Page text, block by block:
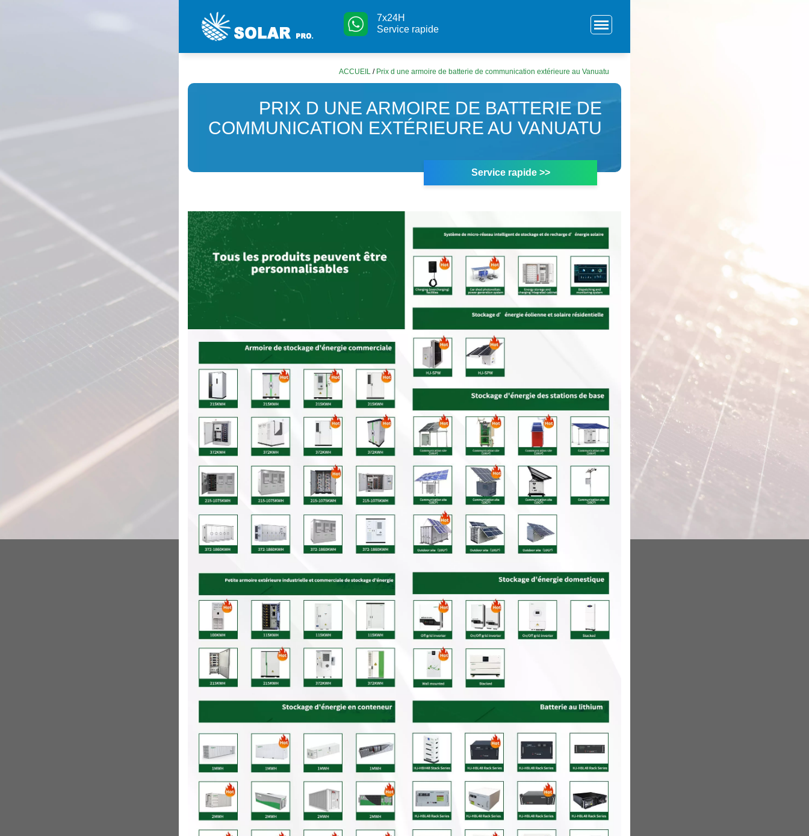
7x24H
Service rapide
ACCUEIL / Prix d une armoire de batterie de communication extérieure au Vanuatu
PRIX D UNE ARMOIRE DE BATTERIE DE
COMMUNICATION EXTÉRIEURE AU VANUATU
Service rapide >>